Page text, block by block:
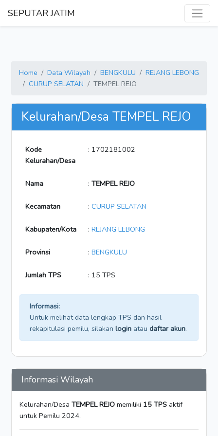
SEPUTAR JATIM
Home Data Wilayah BENGKULU
REJANG LEBONG
CURUP SELATAN
TEMPEL REJO
Kelurahan/Desa TEMPEL REJO
Kode
Kelurahan/Desa
: 1702181002
Nama : TEMPEL REJO
Kecamatan : CURUP SELATAN
Kabupaten/Kota : REJANG LEBONG
Provinsi : BENGKULU
Jumlah TPS : 15 TPS
Informasi:
Untuk melihat data lengkap TPS dan hasil
rekapitulasi pemilu, silakan login atau daftar akun.
Informasi Wilayah
Kelurahan/Desa TEMPEL REJO memiliki 15 TPS aktif
untuk Pemilu 2024.